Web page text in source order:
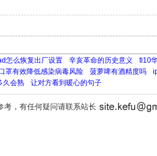
怎么恢复出厂设置 辛亥革命的历史意义 tl10
罩有效降低感染病毒风险 菠萝啤有酒精度吗
久会熟 让对方看到暖心的句子
，有任何疑问请联系站长